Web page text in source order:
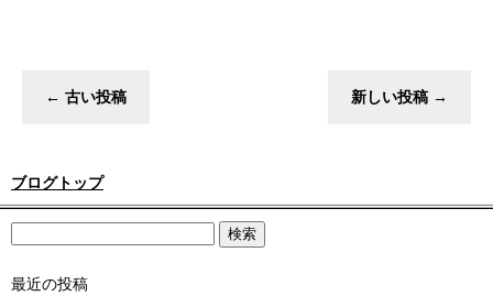
← 古い投稿 新しい投稿 →
ブログトップ
最近の投稿